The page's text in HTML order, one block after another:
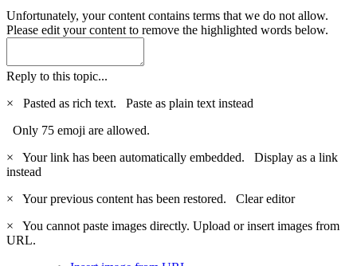
Unfortunately, your content contains terms that we do not allow.
Please edit your content to remove the highlighted words below.
Reply to this topic...
×
Pasted as rich text. Paste as plain text instead
Only 75 emoji are allowed.
×
Your link has been automatically embedded. Display as a link
instead
×
Your previous content has been restored. Clear editor
×
You cannot paste images directly. Upload or insert images from
URL.